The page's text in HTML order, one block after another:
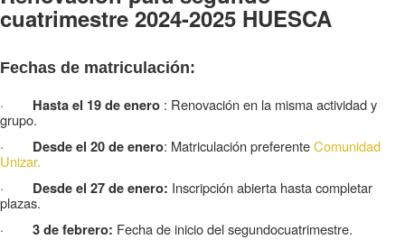
cuatrimestre 2024-2025 HUESCA
Fechas de matriculación:
· Hasta el 19 de enero : Renovación en la misma actividad y
grupo.
·
Desde el 20 de enero: Matriculación preferenteComunidad
Unizar.
· Desde el 27 de enero: Inscripción abierta hasta completar
plazas.
· 3 de febrero: Fecha de inicio del segundocuatrimestre.